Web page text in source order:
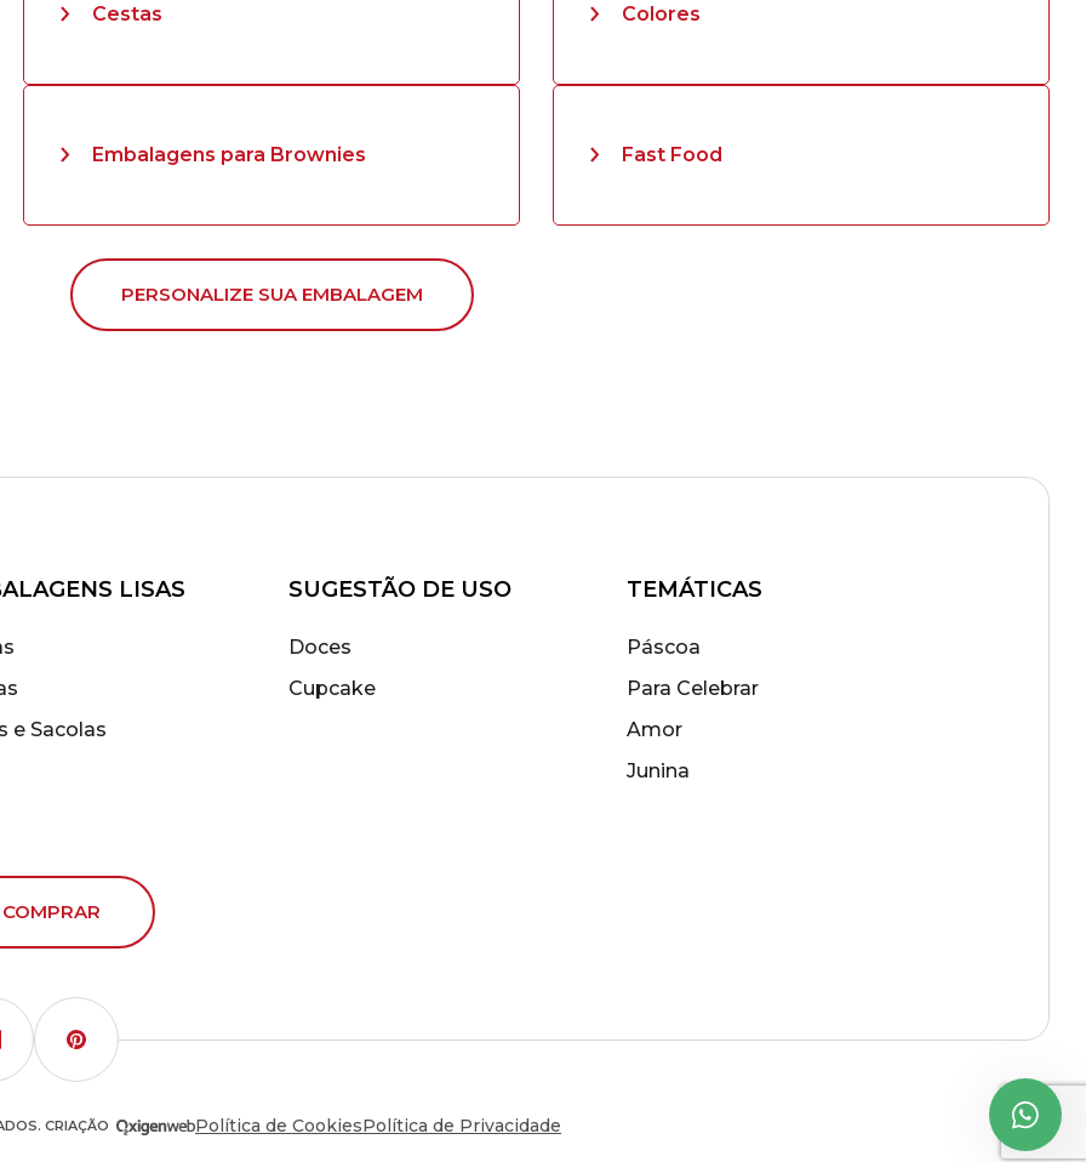
Cestas Colores
Embalagens para Brownies Fast Food
PERSONALIZE SUA EMBALAGEM
LISAS
e Sacolas
SUGESTÃO DE USO
Doces
Cupcake
TEMÁTICAS
Páscoa
Para Celebrar
Amor
Junina
CRIAÇÃO Política de CookiesPolítica de Privacidade